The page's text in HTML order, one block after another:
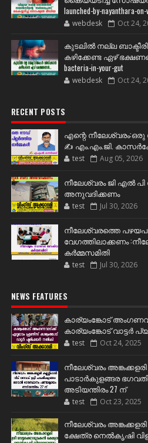
launched-by-nayanthara-
webdesk Oct 24,
കുടലിൽ നല്ല
കഴിക്കേണ്ട ഏഴ്
bacteria-in-your-gut
webdesk Oct 24,
RECENT POSTS
എന്റെ
✍️ എം.എം.ജി.
test Aug 05, 2026
നീലേശ്വരം ജി എൽ
അനുവദിക്കണം
test Jul 30, 2026
നീലേശ്വരത്തെ
വേഗത്തിലാക്കണം
കർമ്മസമിതി
test Jul 30, 2026
NEWS FEATURES
കാര്യംങ്കോട്
കാര്യംങ്കോട് വാട്ടർ
test Oct 24, 2025
നീലേശ്വരം
പാടാർകുളങ്ങര
അടിയന്തിരം 27 ന്
test Oct 23, 2025
നീലേശ്വരം
ക്ഷേത്ര നെൽകൃഷി